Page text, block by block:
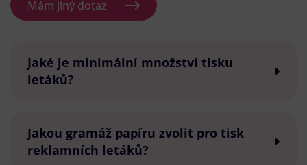
Mám jiný dotaz
Jaké je minimální množství tisku
letáků?
Jakou gramáž papíru zvolit pro tisk
reklamních letáků?